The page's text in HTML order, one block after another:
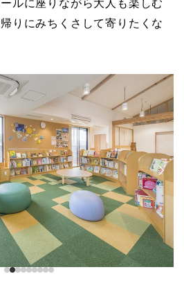
ルに座りながら大人も楽しむ
りにみちくさして寄りたくな